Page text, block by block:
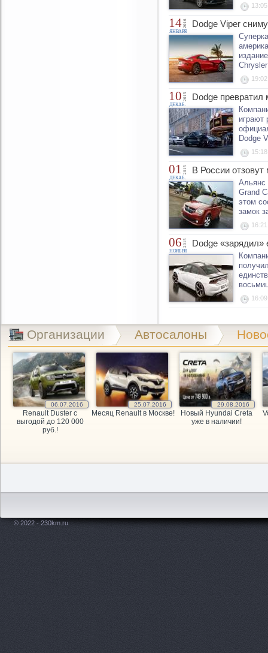
13:05
14
ЯНВАРЯ
2016 Dodge Viper
19:02
10
ДЕКАБ.
2015 Dodge
играют
Dodge
15:18
01
ДЕКАБ.
2015 В России
Альянс
Grand
этом
замок
16:21
06
НОЯБРЯ
2015 Dodge
16:09
Организации Автосалоны
06.07.2016
Renault Duster с
выгодой до 120 000
руб.!
25.07.2016
Месяц Renault в Москве!
29.08.2016
Новый Hyundai Creta
уже в наличии!
© 2022 - 230km.ru